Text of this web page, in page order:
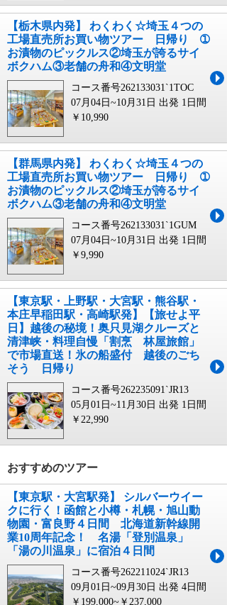
【栃木県内発】 わくわく☆埼玉４つの
工場直売所お買い物ツアー 日帰り ➀
お漬物のピックルス②埼玉が誇るサイ
ボクハム③老舗の舟和④文明堂
コース番号262133031`1TOC
07月04日~10月31日 出発 1日間
￥10,990
【群馬県内発】 わくわく☆埼玉４つの
工場直売所お買い物ツアー 日帰り ➀
お漬物のピックルス②埼玉が誇るサイ
ボクハム③老舗の舟和④文明堂
コース番号262133031`1GUM
07月04日~10月31日 出発 1日間
￥9,990
【東京駅・上野駅・大宮駅・熊谷駅・
本庄早稲田駅・高崎駅発】【旅せよ平
日】越後の秘境！奥只見湖クルーズと
清津峡・料理自慢「割烹 林屋旅館」
で市場直送！氷の船盛付 越後のごち
そう 日帰り
コース番号262235091`JR13
05月01日~11月30日 出発 1日間
￥22,990
おすすめのツアー
【東京駅・大宮駅発】 シルバーウイー
クに行く！函館と小樽・札幌・旭山動
物園・富良野４日間 北海道新幹線開
業10周年記念！ 名湯「登別温泉」
「湯の川温泉」に宿泊４日間
コース番号262211024`JR13
09月01日~09月30日 出発 4日間
￥199,000~￥237,000